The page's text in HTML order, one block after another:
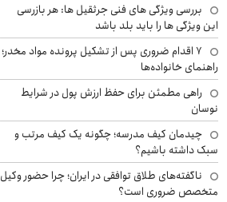
بررسی ویژگی های فنی جرثقیل ها: هر بازرسی
این ویژگی ها را باید بلد باشد
۷ اقدام ضروری پس از تشکیل پرونده مواد مخدر؛
راهنمای خانواده‌ها
راهی مطمئن برای حفظ ارزش پول در شرایط
نوسان
چیدمان کیف مدرسه؛ چگونه یک کیف مرتب و
سبک داشته باشیم؟
ناگفته‌های طلاق توافقی در ایران؛ چرا حضور وکیل
متخصص ضروری است؟